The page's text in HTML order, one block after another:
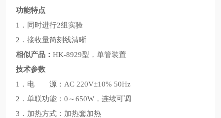
功能特点
1．同时进行2组实验
2．接收量筒刻线清晰
相似产品： HK-8929型，单管装置
技术参数
1．电 源：AC 220V±10% 50Hz
2．单联功能：0～650W，连续可调
3．加热方式：加热套加热